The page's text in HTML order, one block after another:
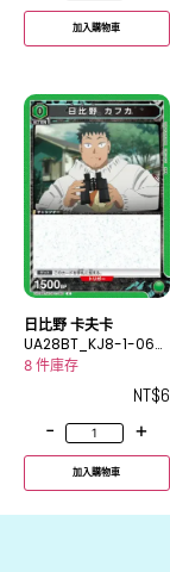
加入購物車
日比野 卡夫卡
UA28BT_KJ8-1-060
C
8 件庫存
NT$6
-
+
加入購物車